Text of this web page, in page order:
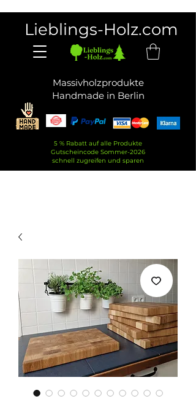
Lieblings-Holz.com
Massivholzprodukte
Handmade in Berlin
5 % Rabatt auf alle Produkte
Gutscheincode Sommer-2026
schnell zugreifen und sparen